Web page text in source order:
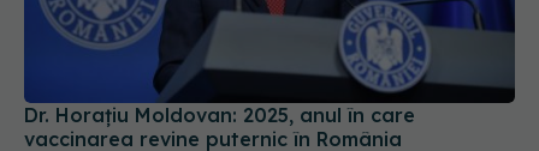
Dr. Horațiu Moldovan: 2025, anul în care
vaccinarea revine puternic în România
27 noi 2025, 08:24